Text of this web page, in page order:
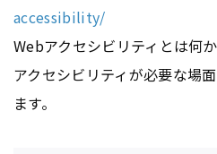
accessibility/
Webアクセシビリティとは何
アクセシビリティが必要な場
ます。